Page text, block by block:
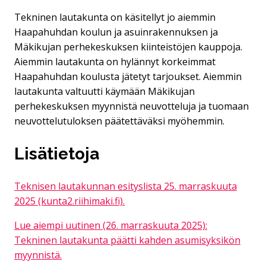
Tekninen lautakunta on käsitellyt jo aiemmin
Haapahuhdan koulun ja asuinrakennuksen ja
Mäkikujan perhekeskuksen kiinteistöjen kauppoja.
Aiemmin lautakunta on hylännyt korkeimmat
Haapahuhdan koulusta jätetyt tarjoukset. Aiemmin
lautakunta valtuutti käymään Mäkikujan
perhekeskuksen myynnistä neuvotteluja ja tuomaan
neuvottelutuloksen päätettäväksi myöhemmin.
Lisätietoja
Teknisen lautakunnan esityslista 25. marraskuuta
2025 (kunta2.riihimaki.fi).
Lue aiempi uutinen (26. marraskuuta 2025):
Tekninen lautakunta päätti kahden asumisyksikön
myynnistä.